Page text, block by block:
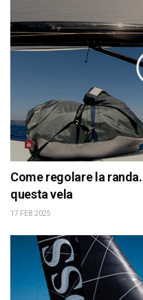
Come regolare la
questa vela
17 FEB 2025